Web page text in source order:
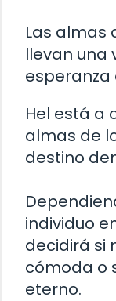
Las almas
llevan una
esperanza
Hel está a
almas de
destino
individuo
decidirá si
cómoda o
eterno.